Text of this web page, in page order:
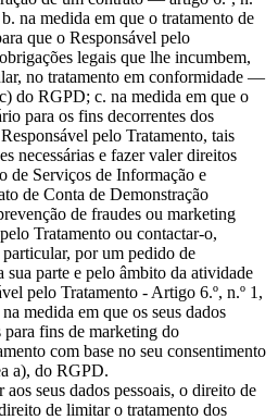
na medida em que o tratamento de
que o Responsável pelo
legais que lhe incumbem,
no tratamento em conformidade —
do RGPD; c. na medida em que o
para os fins decorrentes dos
pelo Tratamento, tais
necessárias e fazer valer direitos
de Serviços de Informação e
de Conta de Demonstração
de fraudes ou marketing
Tratamento ou contactar-o,
por um pedido de
sua parte e pelo âmbito da atividade
pelo Tratamento - Artigo 6.º, n.º 1,
medida em que os seus dados
para fins de marketing do
com base no seu consentimento
a), do RGPD.
seus dados pessoais, o direito de
de limitar o tratamento dos